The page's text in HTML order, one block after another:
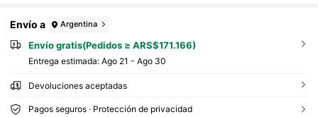
Envío a Argentina
Envío gratis(Pedidos ≥ ARS$171.166)
Entrega estimada: Ago 21 - Ago 30
Devoluciones aceptadas
Pagos seguros · Protección de privacidad